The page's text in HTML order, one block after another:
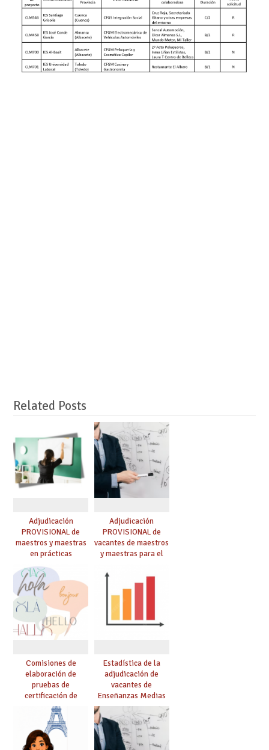
Related Posts
Adjudicación
PROVISIONAL de
maestros y maestras
en prácticas
Adjudicación
PROVISIONAL de
vacantes de maestros
y maestras para el
Comisiones de
elaboración de
pruebas de
certificación de
competencia
lingüística: publicada
resolución definitiva
Estadística de la
adjudicación de
vacantes de
Enseñanzas Medias
para el curso 26/27